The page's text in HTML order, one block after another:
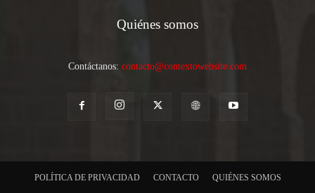
Quiénes somos
Contáctanos: contacto@contextowebsite.com
POLÍTICA DE PRIVACIDAD CONTACTO QUIÉNES SOMOS